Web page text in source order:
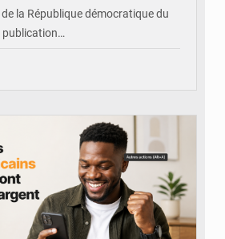
la République démocratique du
publication…